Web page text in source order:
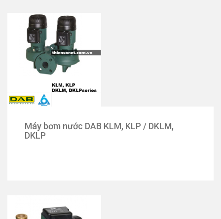
Máy bơm nước DAB KLM, KLP / DKLM,
DKLP